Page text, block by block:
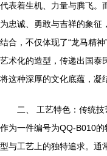
代表着生机、力量与腾飞。
为忠诚、勇敢与吉祥的象征
结合，不仅体现了“龙马精
艺术化的造型，传递出国泰
将这种深厚的文化底蕴，凝
二、 工艺特色：传统
作为一件编号为QQ-B010
型与工艺上的独特追求。通